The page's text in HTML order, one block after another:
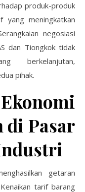
produk-produk
yang meningkatkan
negosiasi
dan Tiongkok tidak
berkelanjutan,
pihak.
di Pasar
getaran
tarif barang